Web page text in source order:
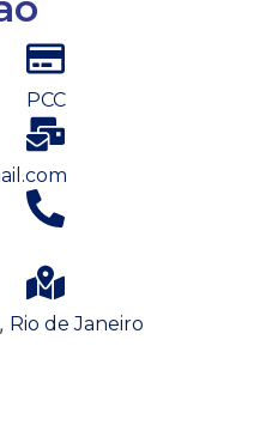
PCC
, Rio de Janeiro